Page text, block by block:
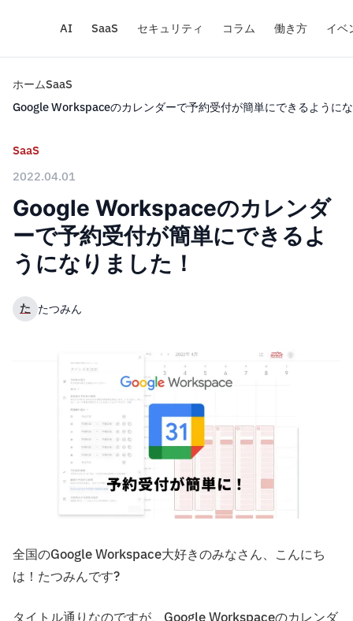
AI SaaS セキュリティ コラム 働き方 イベ
ホームSaaS
Google Workspaceのカレンダーで予約受付が簡単にできるように
SaaS
2022.04.01
Google Workspaceのカレンダ
ーで予約受付が簡単にできるよ
うになりました！
た たつみん
全国のGoogle Workspace大好きのみなさん、こんにち
は！たつみんです?